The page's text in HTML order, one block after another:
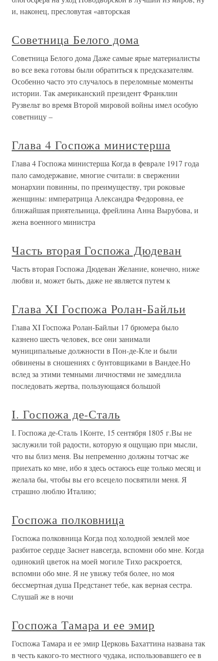
и, наконец, пресловутая «авторская
Советница Белого дома
Советница Белого дома Даже самые ярые материалисты
во все века готовы были обратиться к предсказателям.
Особенно часто это случалось в переломные моменты
истории. Так американский президент Франклин
Рузвельт во время Второй мировой войны имел особую
советницу –
Глава 4 Госпожа министерша
Глава 4 Госпожа министерша Когда в феврале 1917 года
пало самодержавие, многие считали: в свержении
монархии повинны, по преимуществу, три роковые
женщины: императрица Александра Федоровна, ее
ближайшая приятельница, фрейлина Анна Вырубова, и
жена военного министра
Часть вторая Госпожа Дюдеван
Часть вторая Госпожа Дюдеван Желание, конечно, ниже
любви и, может быть, даже не является путем к
Глава XI Госпожа Ролан-Байльи
Глава XI Госпожа Ролан-Байльи 17 брюмера было
казнено шесть человек, все они занимали
муниципальные должности в Пон-де-Кле и были
обвинены в сношениях с бунтовщиками в Вандее.Но
вслед за этими темными личностями не замедлила
последовать жертва, пользующаяся большой
I. Госпожа де-Сталь
I. Госпожа де-Сталь 1Конте, 15 сентября 1805 г.Вы не
заслужили той радости, которую я ощущаю при мысли,
что вы близ меня. Вы непременно должны тотчас же
приехать ко мне, ибо я здесь остаюсь еще только месяц и
желала бы, чтобы вы его всецело посвятили меня. Я
страшно люблю Италию;
Госпожа полковница
Госпожа полковница Когда под холодной землей мое
разбитое сердце Заснет навсегда, вспомни обо мне. Когда
одинокий цветок на моей могиле Тихо раскроется,
вспомни обо мне. Я не увижу тебя более, но моя
бессмертная душа Предстанет тебе, как верная сестра.
Слушай же в ночи
Госпожа Тамара и ее эмир
Госпожа Тамара и ее эмир Церковь Бахаттина названа так
в честь какого-то местного чудака, использовавшего ее в